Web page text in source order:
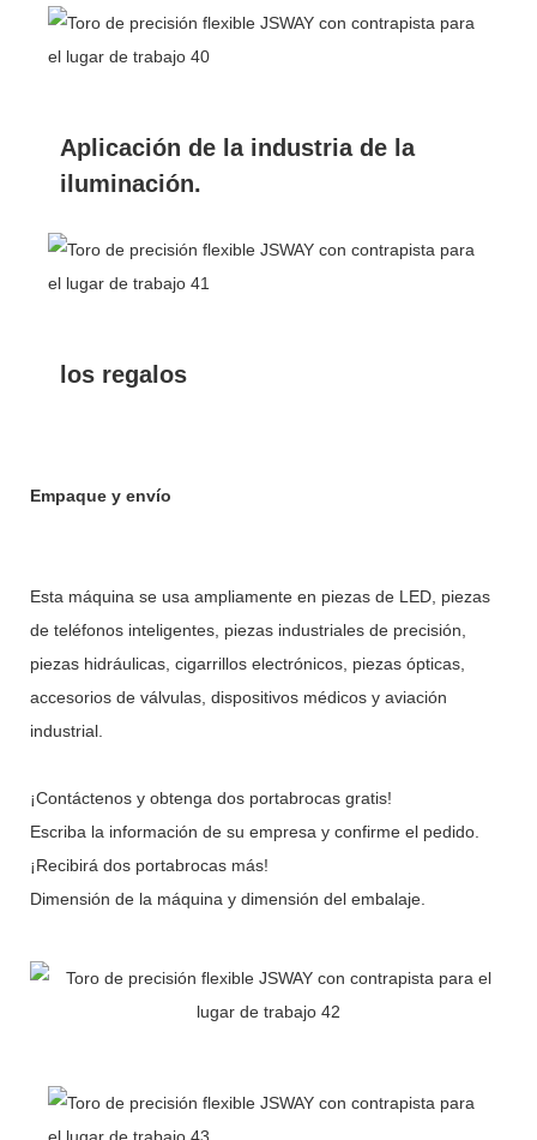
Aplicación de la industria de la
iluminación.
los regalos
Empaque y envío
Esta máquina se usa ampliamente en piezas de LED, piezas
de teléfonos inteligentes, piezas industriales de precisión,
piezas hidráulicas, cigarrillos electrónicos, piezas ópticas,
accesorios de válvulas, dispositivos médicos y aviación
industrial.
¡Contáctenos y obtenga dos portabrocas gratis!
Escriba la información de su empresa y confirme el pedido.
¡Recibirá dos portabrocas más!
Dimensión de la máquina y dimensión del embalaje.